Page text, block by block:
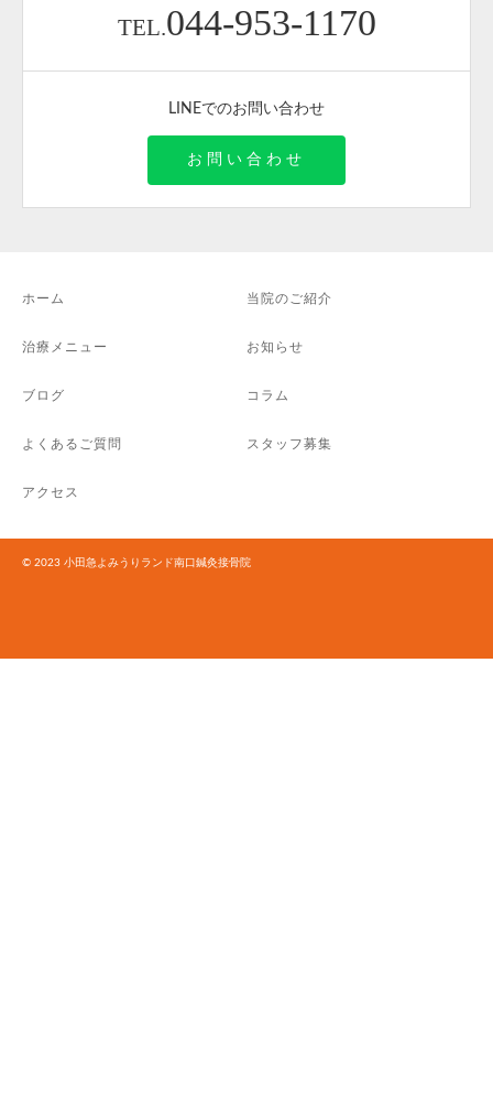
TEL.044-953-1170
LINEでのお問い合わせ
お問い合わせ
ホーム 当院のご紹介
治療メニュー お知らせ
ブログ コラム
よくあるご質問 スタッフ募集
アクセス
© 2023 小田急よみうりランド南口鍼灸接骨院